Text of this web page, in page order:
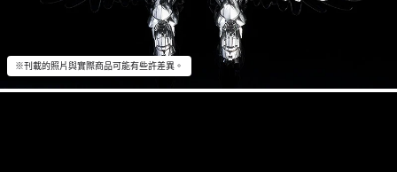
※刊載的照片與實際商品可能有些許差異。